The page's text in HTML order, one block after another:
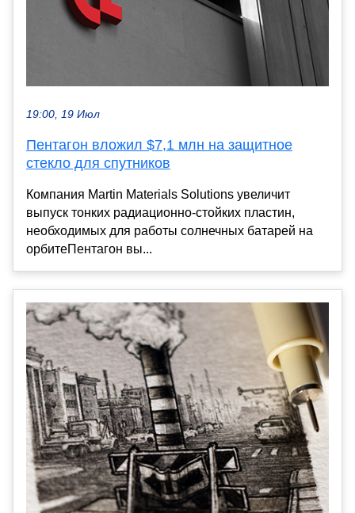
19:00, 19 Июл
Пентагон вложил $7,1 млн на защитное
стекло для спутников
Компания Martin Materials Solutions увеличит
выпуск тонких радиационно-стойких пластин,
необходимых для работы солнечных батарей на
орбитеПентагон вы...